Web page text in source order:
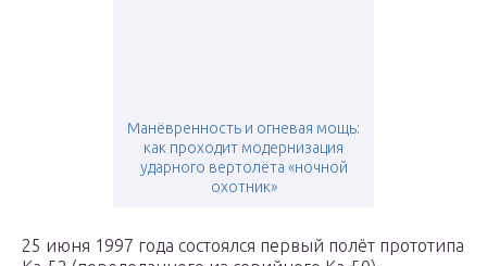
Манёвренность и огневая мощь:
как проходит модернизация
ударного вертолёта «ночной
охотник»
25 июня 1997 года состоялся первый полёт прототипа